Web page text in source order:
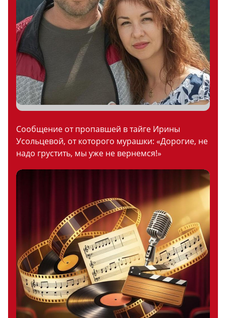
Сообщение от пропавшей в тайге Ирины
Усольцевой, от которого мурашки: «Дорогие, не
надо грустить, мы уже не вернемся!»